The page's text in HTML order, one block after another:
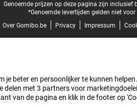
Genoemde prijzen op deze pagina zijn inclusief
*Genoemde levertijden gelden niet
Over Gomibo.be
Privacy Impressum
je beter en persoonlijker te kunnen
delen met 3 partners voor
van de pagina en klik in de footer op